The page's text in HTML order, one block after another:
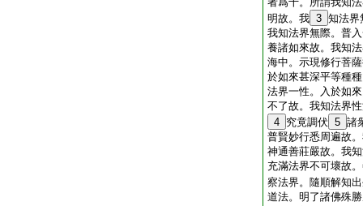
明故。我 3 知法界
我知法界無際。普
養諸如來故。我知
海中。示現修行菩
於如來甚深平等種
法界一性。入於如
不了故。我知法界
4 究竟調伏 5 諸
普賢妙行悉周遍故
神通善莊嚴故。我
充滿法界不可壞故
察法界。隨順解知
道法。明了諸佛殊